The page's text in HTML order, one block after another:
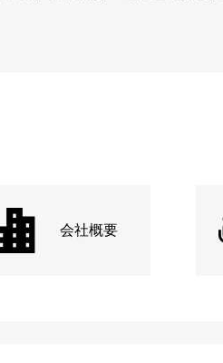
会社概要